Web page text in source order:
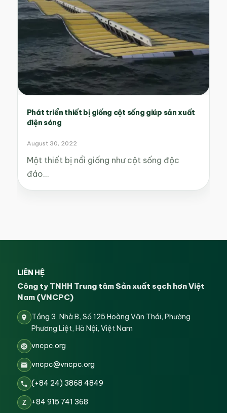
Phát triển thiết bị giống cột sống giúp sản xuất
điện sóng
August 30, 2022
Một thiết bị nổi giống như cột sống độc
đáo…
LIÊN HỆ
Công ty TNHH Trung tâm Sản xuất sạch hơn Việt
Nam (VNCPC)
Tầng 3, Nhà B, Số 125 Hoàng Văn Thái, Phường
Phương Liệt, Hà Nội, Việt Nam
vncpc.org
vncpc@vncpc.org
(+84 24) 3868 4849
Z +84 915 741 368